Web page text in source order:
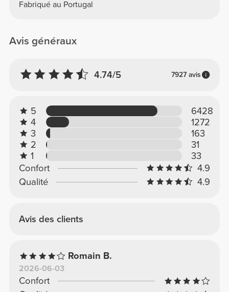
Fabriqué au Portugal
Avis généraux
4.74/5 7927 avis
5
6428
4
1272
3
163
2
31
1
33
Confort
4.9
Qualité
4.9
Avis des clients
Romain B.
2026-06-03
Confort